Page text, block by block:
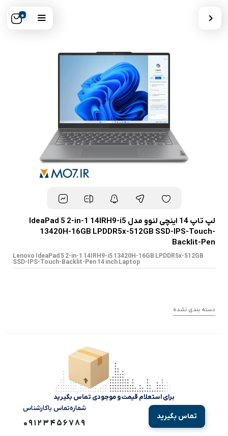
0
لپ تاپ 14 اینچی لنوو مدل IdeaPad 5 2-in-1 14IRH9-i5
13420H-16GB LPDDR5x-512GB SSD-IPS-Touch-
Backlit-Pen
Lenovo IdeaPad 5 2-in-1 14IRH9-i5 13420H-16GB LPDDR5x-512GB
SSD-IPS-Touch-Backlit-Pen 14 inch Laptop
دسته بندی نشده
برای استعلام قیمت و موجودی تماس بگیرید
تماس بگیرید
شماره‌تماس‌ با‌کارشناس
09123456789